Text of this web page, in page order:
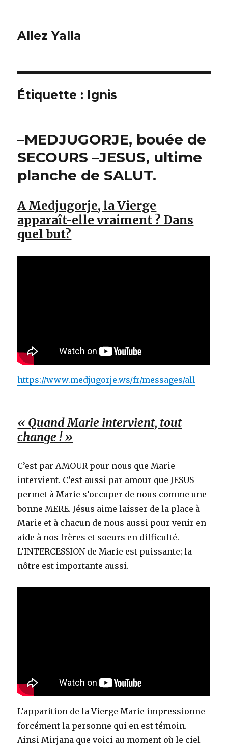
Allez Yalla
Étiquette : Ignis
–MEDJUGORJE, bouée de
SECOURS –JESUS, ultime
planche de SALUT.
A Medjugorje, la Vierge
apparaît-elle vraiment ? Dans
quel but?
https://www.medjugorje.ws/fr/messages/all
« Quand Marie intervient, tout
change ! »
C’est par AMOUR pour nous que Marie
intervient. C’est aussi par amour que JESUS
permet à Marie s’occuper de nous comme une
bonne MERE. Jésus aime laisser de la place à
Marie et à chacun de nous aussi pour venir en
aide à nos frères et soeurs en difficulté.
L’INTERCESSION de Marie est puissante; la
nôtre est importante aussi.
L’apparition de la Vierge Marie impressionne
forcément la personne qui en est témoin.
Ainsi Mirjana que voici au moment où le ciel